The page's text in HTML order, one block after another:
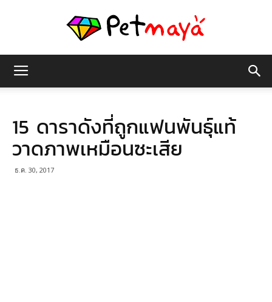
มายา
15 ดาราดังที่ถูกแฟนพันธุ์แท้
วาดภาพเหมือนซะเสีย
ธ.ค. 30, 2017